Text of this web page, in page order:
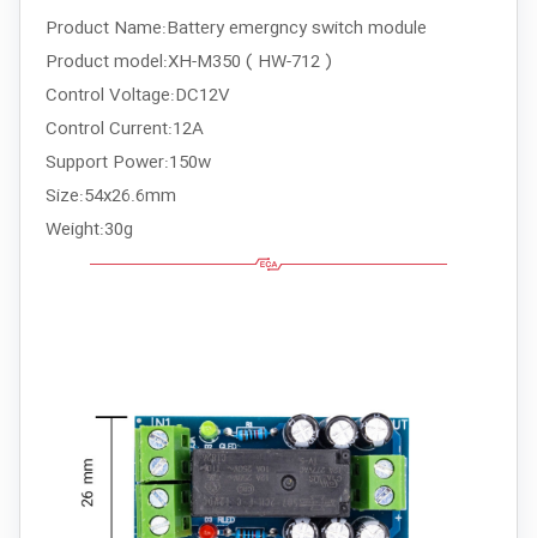
Product Name:Battery emergncy switch module
Product model:XH-M350 ( HW-712 )
Control Voltage:DC12V
Control Current:12A
Support Power:150w
Size:54x26.6mm
Weight:30g